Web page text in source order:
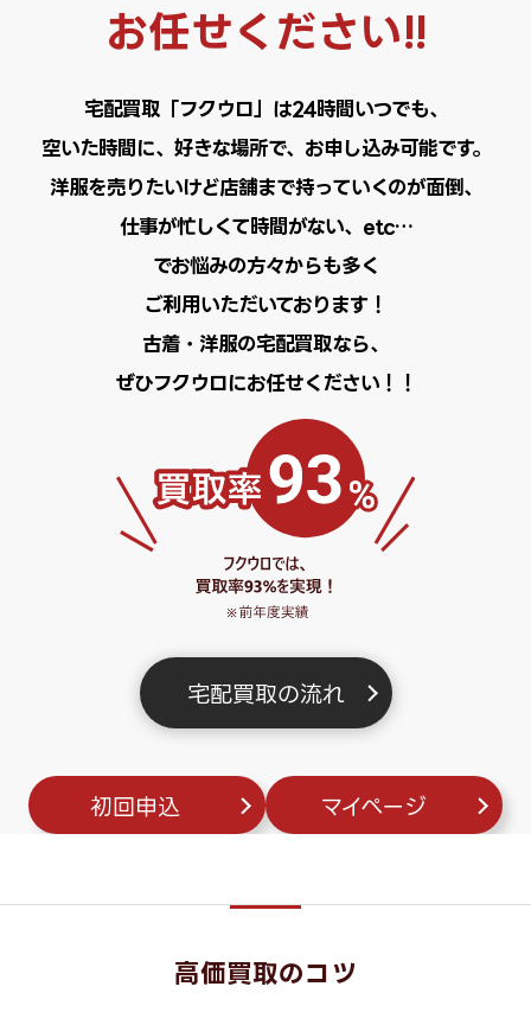
お任せください!!
宅配買取「フクウロ」は24時間いつでも、
空いた時間に、好きな場所で、お申し込み可能です。
洋服を売りたいけど店舗まで持っていくのが面倒、
仕事が忙しくて時間がない、etc…
でお悩みの方々からも多く
ご利用いただいております！
古着・洋服の宅配買取なら、
ぜひフクウロにお任せください！！
宅配買取の流れ
初回申込 マイページ
高価買取のコツ